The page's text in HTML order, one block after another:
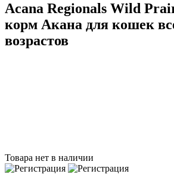
Acana Regionals Wild
корм Акана для кошек
возрастов
Товара нет в наличии